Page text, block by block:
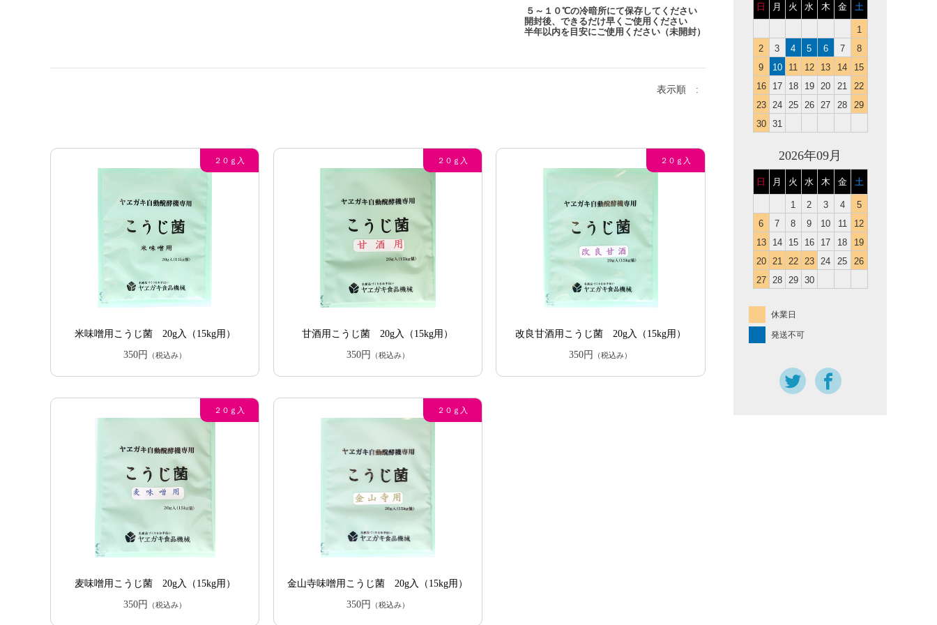
５～１０℃の冷暗所にて保存してください
開封後、できるだけ早くご使用ください
半年以内を目安にご使用ください（未開封）
表示順 :
米味噌用こうじ菌 20g入（15kg用）
350円
（税込み）
甘酒用こうじ菌 20g入（15kg用）
350円
（税込み）
改良甘酒用こうじ菌 20g入（15kg用）
350円
（税込み）
麦味噌用こうじ菌 20g入（15kg用）
350円
（税込み）
金山寺味噌用こうじ菌 20g入（15kg用）
350円
（税込み）
日 月 火 水 木 金 土
1
2
3 4 5 6 7
8
9
10 11 12 13 14
15
16
17 18 19 20 21
22
23
24 25 26 27 28
29
30
31
2026年09月
日 月 火 水 木 金 土
1 2 3 4
5
6
7 8 9 10 11
12
13
14 15 16 17 18
19
20
21 22 23 24 25
26
27
28 29 30
休業日
発送不可